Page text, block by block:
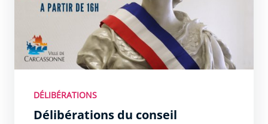
DÉLIBÉRATIONS
Délibérations du conseil